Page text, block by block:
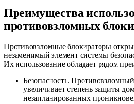
Преимущества
противовзломных
Противовзломные блокираторы
незаменимый элемент системы
Их использование обладает рядом
Безопасность.
увеличивает степень защиты
незапланированных